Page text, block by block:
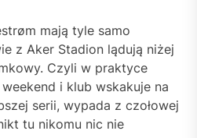
mają tyle samo
z Aker Stadion lądują niżej
Czyli w praktyce
i klub wskakuje na
serii, wypada z czołowej
tu nikomu nic nie